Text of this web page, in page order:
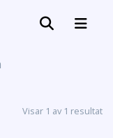
Visar 1 av 1 resultat